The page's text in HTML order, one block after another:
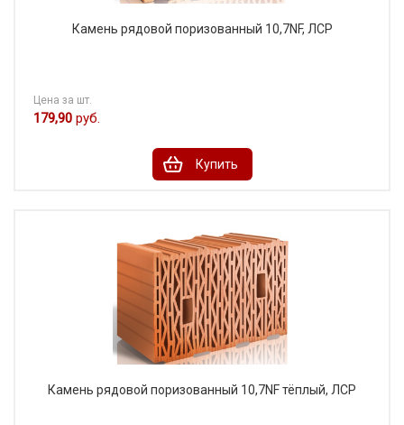
Камень рядовой поризованный 10,7NF, ЛСР
Цена за шт.
179,90 руб.
Купить
Камень рядовой поризованный 10,7NF тёплый, ЛСР